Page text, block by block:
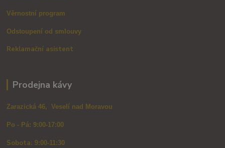
Věrnostní program
Odstoupení od smlouvy
Reklamační asistent
Prodejna kávy
Zarazická 46, Veselí nad Moravou
Po - Pá: 9:00-17:00
Sobota: 9:00-11:30